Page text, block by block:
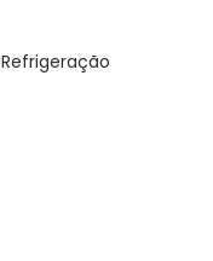
Refrigeração